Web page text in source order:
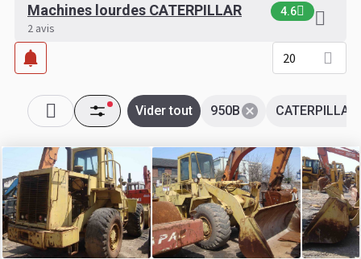
Machines lourdes CATERPILLAR 4.6
2 avis
20
CATERPILLAR
950B
Vider tout